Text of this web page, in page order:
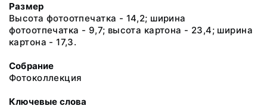
Размер
Высота фотоотпечатка - 14,2; ширина
фотоотпечатка - 9,7; высота картона - 23,4; ширина
картона - 17,3.
Собрание
Фотоколлекция
Ключевые слова